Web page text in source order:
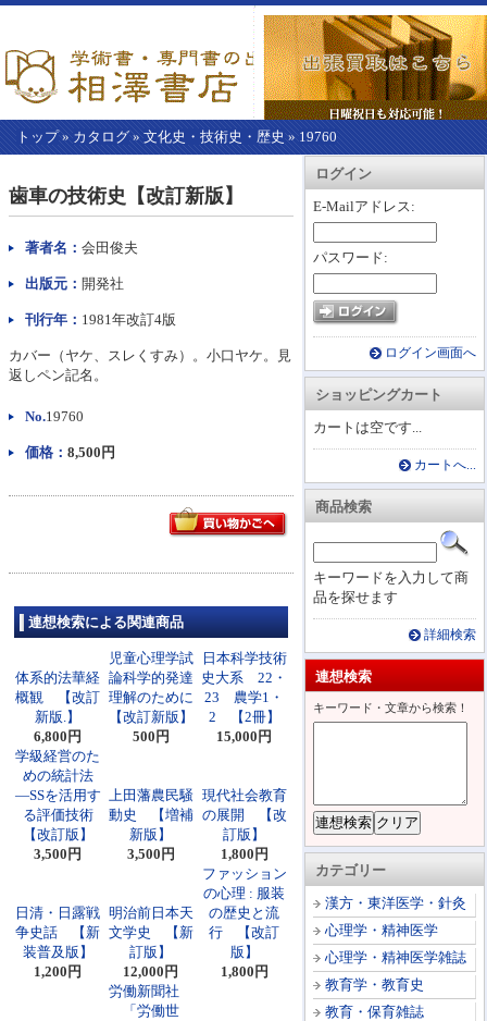
トップ» カタログ » 文化史・技術史・歴史 » 19760
カートを見る
ログイン
E-Mailアドレス:
パスワード:
ログイン画面へ
ショッピングカート
カートは空です...
カートへ...
商品検索
キーワードを入力して商
品を探せます
詳細検索
連想検索
キーワード・文章から検索！
カテゴリー
漢方・東洋医学・針灸
心理学・精神医学
心理学・精神医学雑誌
教育学・教育史
教育・保育雑誌
こ
か
本
歯車の技術史【改訂新版】
著者名： 会田俊夫
出版元： 開発社
刊行年： 1981年改訂4版
カバー（ヤケ、スレくすみ）。小口ヤケ。見
返しペン記名。
No.19760
価格： 8,500円
連想検索による関連商品
体系的法華経
概観 【改訂
新版.】
6,800円
児童心理学試
論科学的発達
理解のために
【改訂新版】
500円
日本科学技術
史大系 22・
23 農学1・
2 【2冊】
15,000円
学級経営のた
めの統計法
―SSを活用す
る評価技術
【改訂版】
3,500円
上田藩農民騒
動史 【増補
新版】
3,500円
現代社会教育
の展開 【改
訂版】
1,800円
日清・日露戦
争史話 【新
装普及版】
1,200円
明治前日本天
文学史 【新
訂版】
12,000円
ファッション
の心理 : 服装
の歴史と流
行 【改訂
版】
1,800円
労働新聞社
「労働世